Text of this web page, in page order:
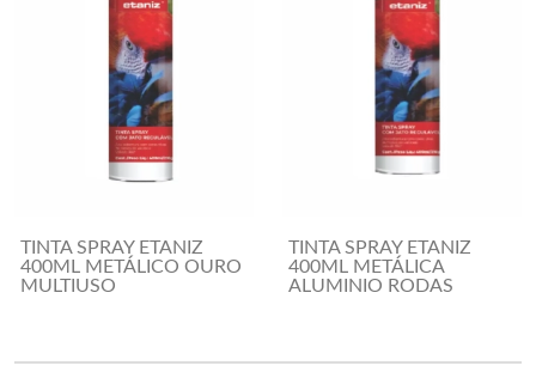
TINTA SPRAY ETANIZ
400ML METÁLICO OURO
MULTIUSO
TINTA SPRAY ETANIZ
400ML METÁLICA
ALUMINIO RODAS